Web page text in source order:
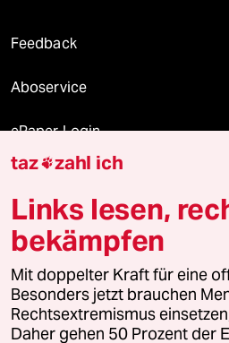
Feedback
Aboservice
ePaper Login
Downloads für Abonnierende
© 2026 taz Verlags und Vertriebs
Alle Rechte vorbehalten. Bei rechtlichen
wenden Sie sich bitte an lizenzen@taz.de
taz zahl ich
Links lesen,
bekämpfen
Mit doppelter Kraft für eine
Besonders jetzt brauchen
Rechtsextremismus
Daher gehen 50 Prozent der